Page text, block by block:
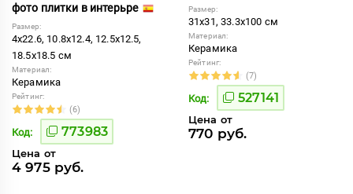
фото плитки в интерьре
Размер:
4x22.6, 10.8x12.4, 12.5x12.5,
18.5x18.5 см
Материал:
Керамика
Рейтинг:
(6)
Код: 773983
Цена от
4 975 руб.
Размер:
31x31, 33.3x100 см
Материал:
Керамика
Рейтинг:
(7)
Код: 527141
Цена от
770 руб.